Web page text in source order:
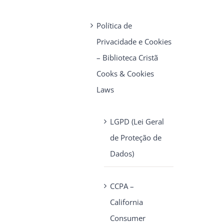
Política de
Privacidade e Cookies
– Biblioteca Cristã
Cooks & Cookies
Laws
LGPD (Lei Geral
de Proteção de
Dados)
CCPA –
California
Consumer